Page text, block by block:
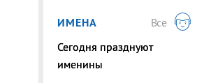
ИМЕНА
Все
Сегодня празднуют
именины